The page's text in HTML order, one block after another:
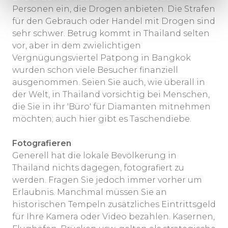
Personen ein, die Drogen anbieten. Die Strafen
für den Gebrauch oder Handel mit Drogen sind
sehr schwer. Betrug kommt in Thailand selten
vor, aber in dem zwielichtigen
Vergnügungsviertel Patpong in Bangkok
wurden schon viele Besucher finanziell
ausgenommen. Seien Sie auch, wie überall in
der Welt, in Thailand vorsichtig bei Menschen,
die Sie in ihr 'Büro' für Diamanten mitnehmen
möchten; auch hier gibt es Taschendiebe.
Fotografieren
Generell hat die lokale Bevölkerung in
Thailand nichts dagegen, fotografiert zu
werden. Fragen Sie jedoch immer vorher um
Erlaubnis. Manchmal müssen Sie an
historischen Tempeln zusätzliches Eintrittsgeld
für Ihre Kamera oder Video bezahlen. Kasernen,